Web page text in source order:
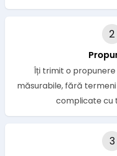
2
Îți trimit o
măsurabile, fără
complicate cu
3